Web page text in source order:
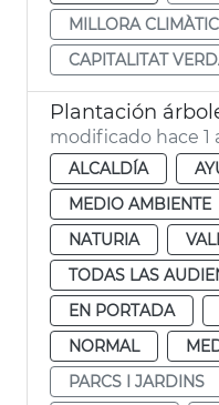
MILLORA
CAPITALITAT
Plantación
modificado hace 1
ALCALDÍA
MEDIO AMBIENTE
NATURIA
TODAS LAS
EN PORTADA
NORMAL
PARCS I JARDINS